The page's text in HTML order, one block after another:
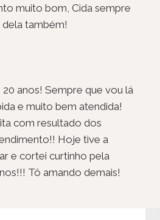
muito bom, Cida sempre
dela também!
anos! Sempre que vou lá
e muito bem atendida!
com resultado dos
Hoje tive a
e cortei curtinho pela
Tô amando demais!